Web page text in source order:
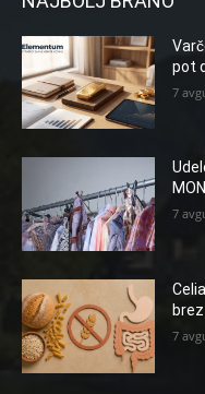
pot
7
7
7